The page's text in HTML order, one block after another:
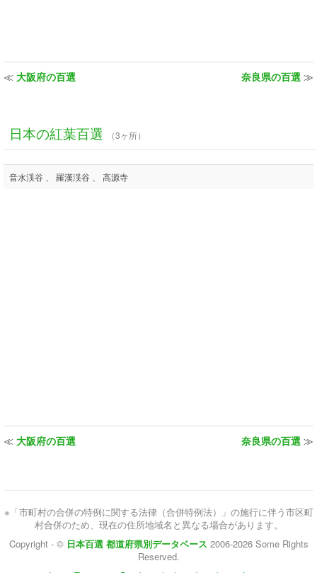
≪ 大阪府の百選 奈良県の百選 ≫
日本の紅葉百選 （3ヶ所）
音水渓谷 、 羅漢渓谷 、 高源寺
≪ 大阪府の百選 奈良県の百選 ≫
※「市町村の合併の特例に関する法律（合併特例法）」の施行に伴う市区町
村合併のため、現在の住所地域名と異なる場合があります。
Copyright - © 日本百選 都道府県別データベース 2006-2026 Some Rights
Reserved.